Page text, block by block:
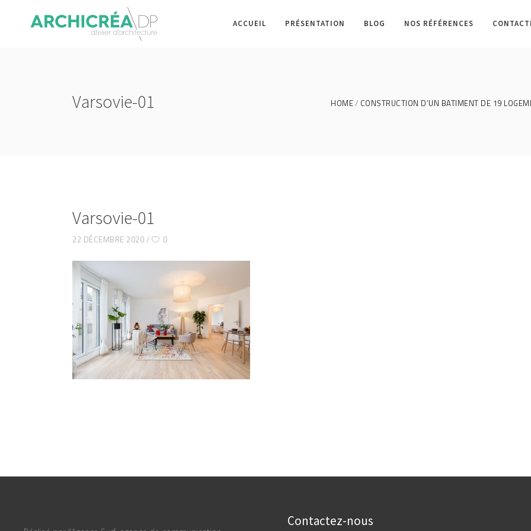
ACCUEIL PRÉSENTATION BLOG NOS RÉFÉRENCES
Varsovie-01 HOME CONSTRUCTION D’UN BATIMENT DE 19
Varsovie-01
22 DÉCEMBRE 2020 0
Contactez-nous